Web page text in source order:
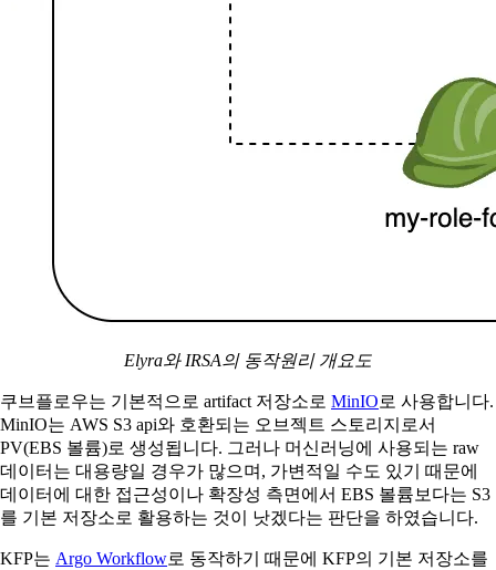
Elyra와 IRSA의 동작원리 개요도
쿠브플로우는 기본적으로 artifact 저장소로 MinIO로 사용합니다.
MinIO는 AWS S3 api와 호환되는 오브젝트 스토리지로서
PV(EBS 볼륨)로 생성됩니다. 그러나 머신러닝에 사용되는 raw
데이터는 대용량일 경우가 많으며, 가변적일 수도 있기 때문에
데이터에 대한 접근성이나 확장성 측면에서 EBS 볼륨보다는 S3
를 기본 저장소로 활용하는 것이 낫겠다는 판단을 하였습니다.
KFP는 Argo Workflow로 동작하기 때문에 KFP의 기본 저장소를